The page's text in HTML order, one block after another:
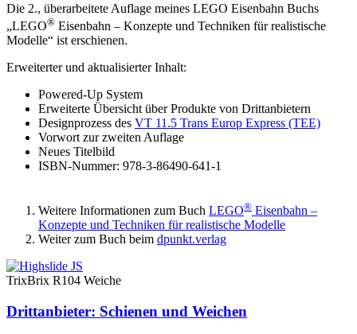
Die 2., überarbeitete Auflage meines LEGO Eisenbahn Buchs
„LEGO® Eisenbahn – Konzepte und Techniken für realistische
Modelle“ ist erschienen.
Erweiterter und aktualisierter Inhalt:
Powered-Up System
Erweiterte Übersicht über Produkte von Drittanbietern
Designprozess des VT 11.5 Trans Europ Express (TEE)
Vorwort zur zweiten Auflage
Neues Titelbild
ISBN-Nummer: 978-3-86490-641-1
Weitere Informationen zum Buch LEGO® Eisenbahn –
Konzepte und Techniken für realistische Modelle
Weiter zum Buch beim dpunkt.verlag
TrixBrix R104 Weiche
Drittanbieter: Schienen und Weichen